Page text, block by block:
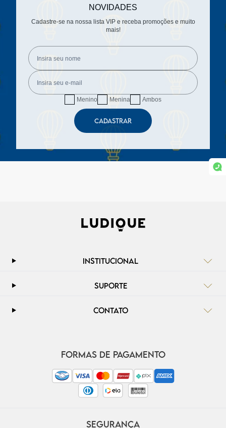
NOVIDADES
Cadastre-se na nossa lista VIP e receba promoções e muito
mais!
Menino Menina Ambos
CADASTRAR
INSTITUCIONAL
SUPORTE
CONTATO
FORMAS DE PAGAMENTO
SEGURANÇA